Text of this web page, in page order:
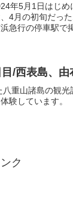
年5月1日はじ
4月の初旬だっ
急行の停車駅で
/西表島、由
重山諸島の観
験しています。
ク